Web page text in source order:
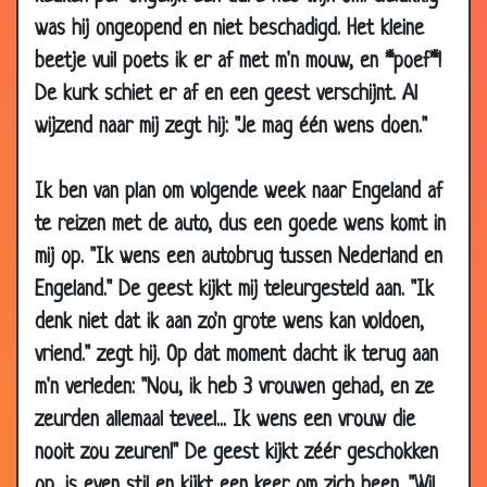
was hij ongeopend en niet beschadigd. Het kleine
beetje vuil poets ik er af met m'n mouw, en *poef*!
De kurk schiet er af en een geest verschijnt. Al
wijzend naar mij zegt hij: "Je mag één wens doen."
Ik ben van plan om volgende week naar Engeland af
te reizen met de auto, dus een goede wens komt in
mij op. "Ik wens een autobrug tussen Nederland en
Engeland." De geest kijkt mij teleurgesteld aan. "Ik
denk niet dat ik aan zo'n grote wens kan voldoen,
vriend." zegt hij. Op dat moment dacht ik terug aan
m'n verleden: "Nou, ik heb 3 vrouwen gehad, en ze
zeurden allemaal teveel... Ik wens een vrouw die
nooit zou zeuren!" De geest kijkt zéér geschokken
06 Mar
2009
Wens 3.23
22 Feb
2009
2.73
17 Feb
2009
De ontslagen secretaresse 2.93
2009
Feitjes over mannen
16 Feb
2009
Waarom is een bruidsjurk wit? 3.32
28 Jan
2009
Slecht weer 3.12
27 Jan
2009
De verrassing 3.52